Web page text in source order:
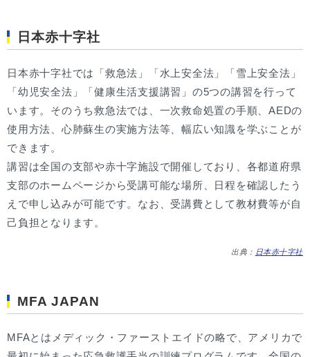
日本赤十字社
日本赤十字社では「救急法」「水上安全法」「雪上安全法」
「幼児安全法」「健康生活支援講習」の5つの講習を行って
います。そのうち救急法では、一次救命処置の手順、AEDの
使用方法、心肺蘇生の実施方法等、幅広い知識を学ぶことが
できます。
講習は全国の支部や赤十字施設で開催しており、各都道府県
支部のホームページから受講可能な場所、日程を確認したう
えで申し込みが可能です。なお、受講費として教材費等が自
己負担となります。
出典： 日本赤十字社
MFA JAPAN
MFAとはメディック・ファーストエイドの略で、アメリカで